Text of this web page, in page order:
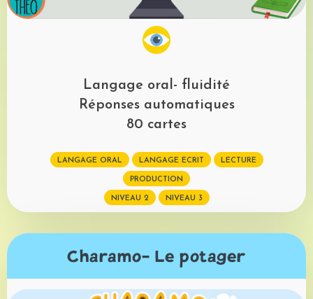
Langage oral- fluidité
Réponses automatiques
80 cartes
LANGAGE ORAL LANGAGE ECRIT LECTURE
PRODUCTION
NIVEAU 2 NIVEAU 3
Charamo- Le potager